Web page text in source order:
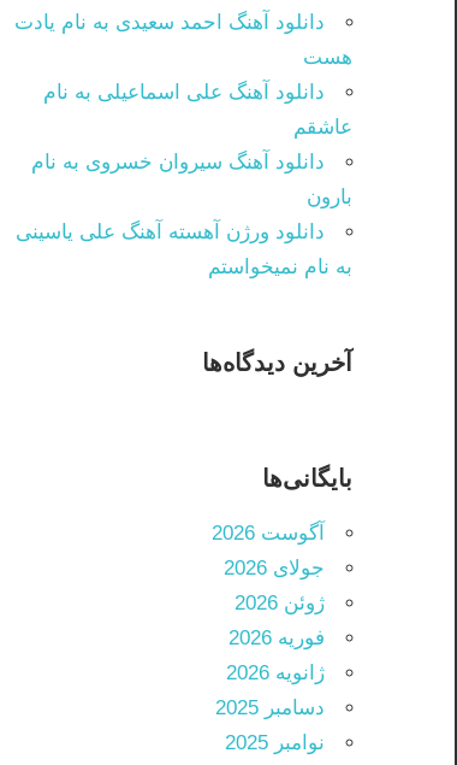
دانلود آهنگ احمد سعیدی به نام یادت
هست
دانلود آهنگ علی اسماعیلی به نام
عاشقم
دانلود آهنگ سیروان خسروی به نام
بارون
دانلود ورژن آهسته آهنگ علی یاسینی
به نام نمیخواستم
آخرین دیدگاه‌ها
بایگانی‌ها
آگوست 2026
جولای 2026
ژوئن 2026
فوریه 2026
ژانویه 2026
دسامبر 2025
نوامبر 2025